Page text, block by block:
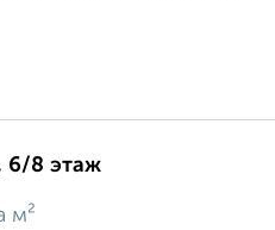
6/8 этаж
м²